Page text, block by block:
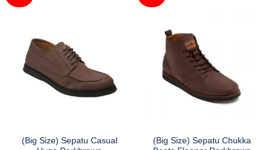
(Big Size) Sepatu Casual
(Big Size) Sepatu Chukka